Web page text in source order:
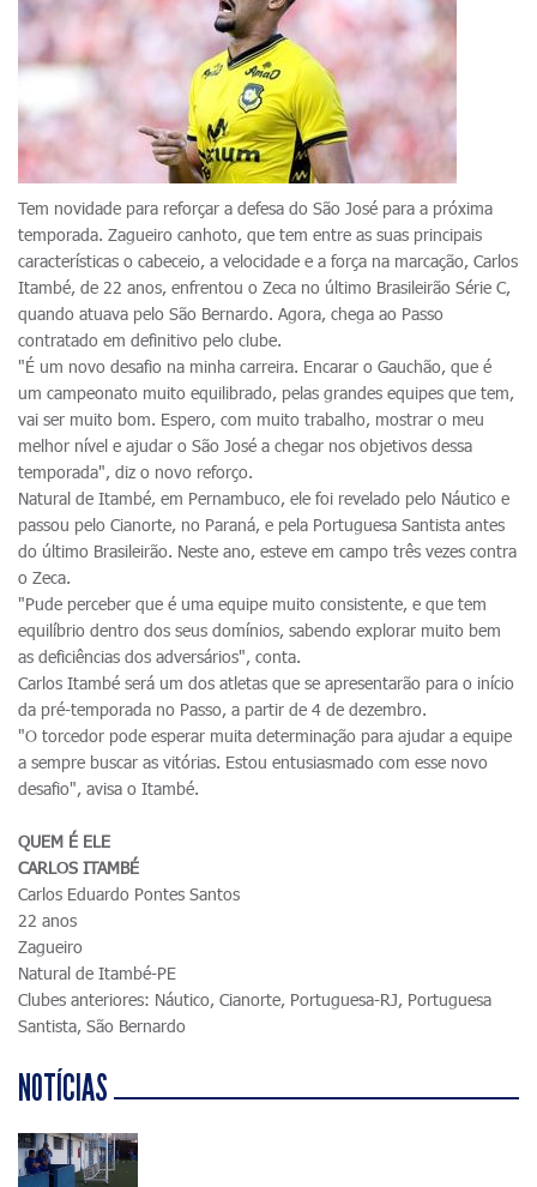
Tem novidade para reforçar a defesa do São José para a próxima
temporada. Zagueiro canhoto, que tem entre as suas principais
características o cabeceio, a velocidade e a força na marcação, Carlos
Itambé, de 22 anos, enfrentou o Zeca no último Brasileirão Série C,
quando atuava pelo São Bernardo. Agora, chega ao Passo
contratado em definitivo pelo clube.
"É um novo desafio na minha carreira. Encarar o Gauchão, que é
um campeonato muito equilibrado, pelas grandes equipes que tem,
vai ser muito bom. Espero, com muito trabalho, mostrar o meu
melhor nível e ajudar o São José a chegar nos objetivos dessa
temporada", diz o novo reforço.
Natural de Itambé, em Pernambuco, ele foi revelado pelo Náutico e
passou pelo Cianorte, no Paraná, e pela Portuguesa Santista antes
do último Brasileirão. Neste ano, esteve em campo três vezes contra
o Zeca.
"Pude perceber que é uma equipe muito consistente, e que tem
equilíbrio dentro dos seus domínios, sabendo explorar muito bem
as deficiências dos adversários", conta.
Carlos Itambé será um dos atletas que se apresentarão para o início
da pré-temporada no Passo, a partir de 4 de dezembro.
"O torcedor pode esperar muita determinação para ajudar a equipe
a sempre buscar as vitórias. Estou entusiasmado com esse novo
desafio", avisa o Itambé.
QUEM É ELE
CARLOS ITAMBÉ
Carlos Eduardo Pontes Santos
22 anos
Zagueiro
Natural de Itambé-PE
Clubes anteriores: Náutico, Cianorte, Portuguesa-RJ, Portuguesa
Santista, São Bernardo
NOTÍCIAS